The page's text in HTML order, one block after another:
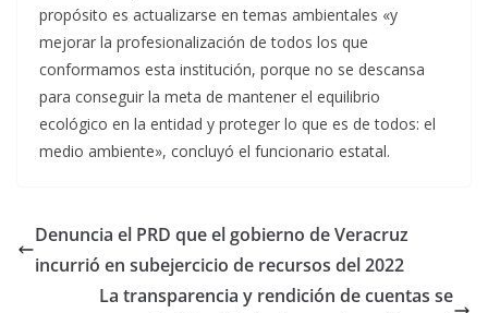
propósito es actualizarse en temas ambientales «y
mejorar la profesionalización de todos los que
conformamos esta institución, porque no se descansa
para conseguir la meta de mantener el equilibrio
ecológico en la entidad y proteger lo que es de todos: el
medio ambiente», concluyó el funcionario estatal.
Denuncia el PRD que el gobierno de Veracruz
incurrió en subejercicio de recursos del 2022
La transparencia y rendición de cuentas se